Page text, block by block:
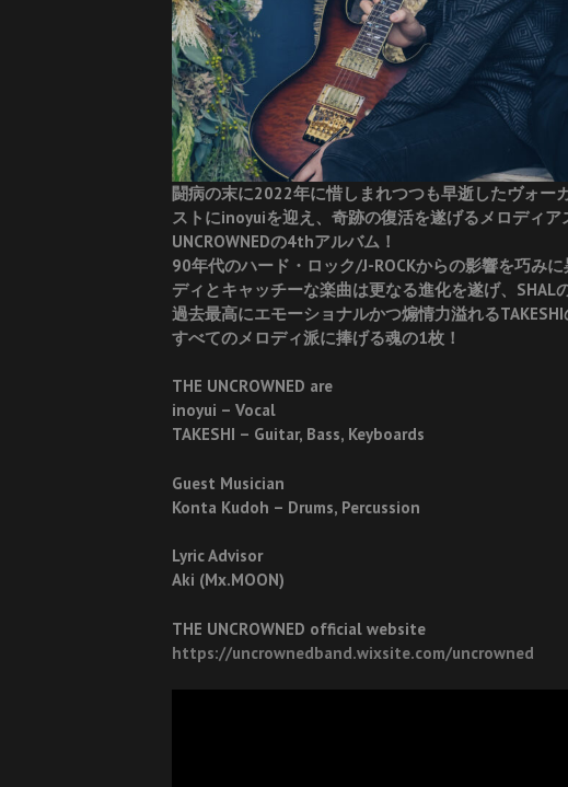
闘病の末に2022年に惜しまれつつも早逝したヴォー
ストにinoyuiを迎え、奇跡の復活を遂げるメロディ
UNCROWNEDの4thアルバム！
90年代のハード・ロック/J-ROCKからの影響を巧み
ディとキャッチーな楽曲は更なる進化を遂げ、SHAL
過去最高にエモーショナルかつ煽情力溢れる
すべてのメロディ派に捧げる魂の1枚！
THE UNCROWNED are
inoyui – Vocal
TAKESHI – Guitar, Bass, Keyboards
Guest Musician
Konta Kudoh – Drums, Percussion
Lyric Advisor
Aki (Mx.MOON)
THE UNCROWNED official website
https://uncrownedband.wixsite.com/uncrowned